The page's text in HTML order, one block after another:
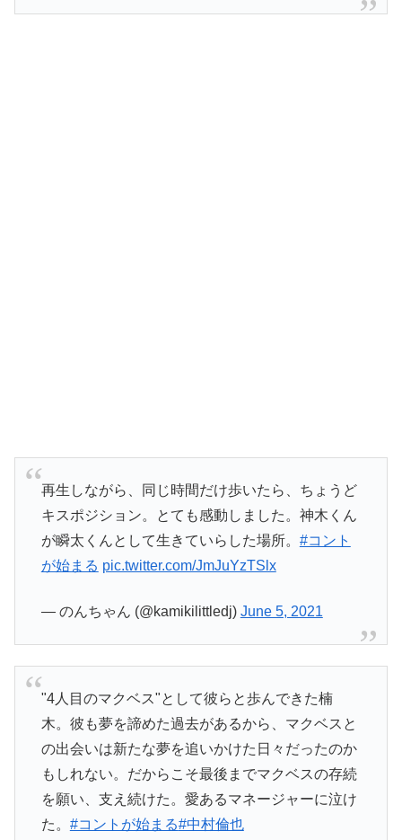
再生しながら、同じ時間だけ歩いたら、ちょうど
キスポジション。とても感動しました。神木くん
が瞬太くんとして生きていらした場所。 #コント
が始まる pic.twitter.com/JmJuYzTSlx
— のんちゃん (@kamikilittledj) June 5, 2021
"4人目のマクベス"として彼らと歩んできた楠
木。彼も夢を諦めた過去があるから、マクベスと
の出会いは新たな夢を追いかけた日々だったのか
もしれない。だからこそ最後までマクベスの存続
を願い、支え続けた。愛あるマネージャーに泣け
た。 #コントが始まる#中村倫也